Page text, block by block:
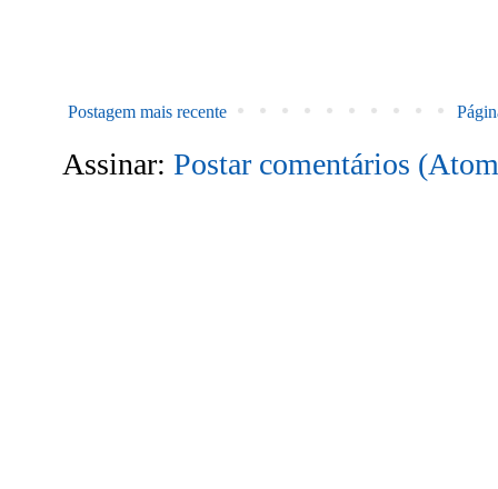
Postagem mais recente
Assinar: Postar comentários